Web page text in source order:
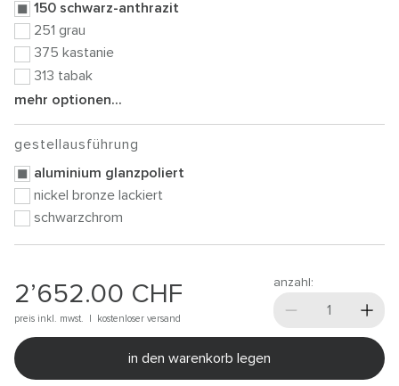
150 schwarz-anthrazit
251 grau
375 kastanie
313 tabak
mehr optionen...
gestellausführung
aluminium glanzpoliert
nickel bronze lackiert
schwarzchrom
2’652.00 CHF
preis inkl. mwst. | kostenloser versand
anzahl:
in den warenkorb legen